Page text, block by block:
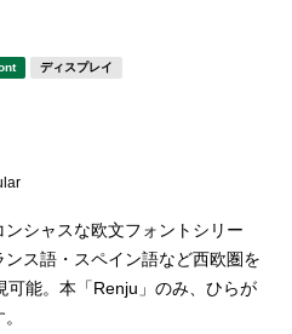
角ゴシック
行書体
勘亭流
ディスプレイ
シャスな欧文フォントシリー
ス語・スペイン語など西欧圏を
能。本「Renju」のみ、ひらが